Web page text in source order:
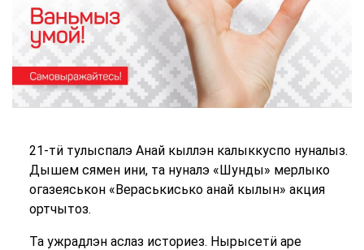
21-тӥ тулыспалэ Анай кыллэн калыккуспо нуналыз.
Дышем сямен ини, та нуналэ «Шунды» мерлыко
огазеяськон «Вераськисько анай кылын» акция
ортчытоз.
Та ужрадлэн аслаз историез. Нырысетӥ аре